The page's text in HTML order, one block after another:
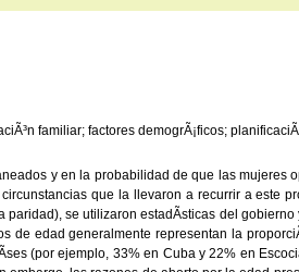
familiar; factores demogrÃ¡ficos;
y en la probabilidad de que las mujeres
que la llevaron a recurrir a este
se utilizaron estadÃ­sticas del gobierno
edad generalmente representan la
(por ejemplo, 33% en Cuba y 22% en